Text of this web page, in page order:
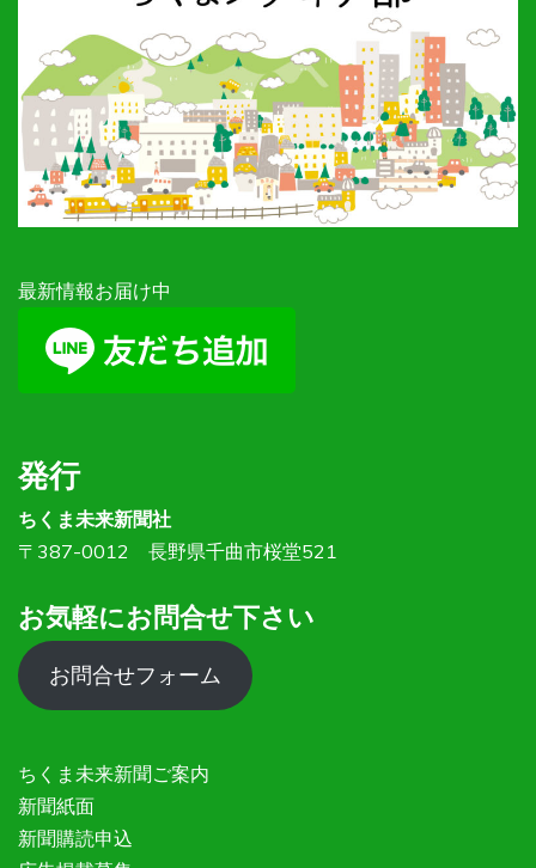
最新情報お届け中
発行
ちくま未来新聞社
〒387-0012 長野県千曲市桜堂521
お気軽にお問合せ下さい
お問合せフォーム
ちくま未来新聞ご案内
新聞紙面
新聞購読申込